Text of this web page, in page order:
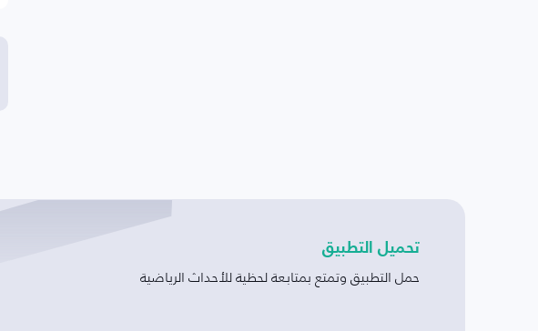
تحميل التطبيق
حمل التطبيق وتمتع بمتابعة لحظية للأحداث الرياضية